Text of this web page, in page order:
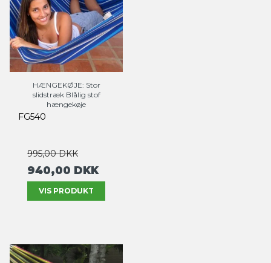
HÆNGEKØJE: Stor
slidstræk Blålig stof
hængekøje
FG540
995,00 DKK
940,00 DKK
VIS PRODUKT